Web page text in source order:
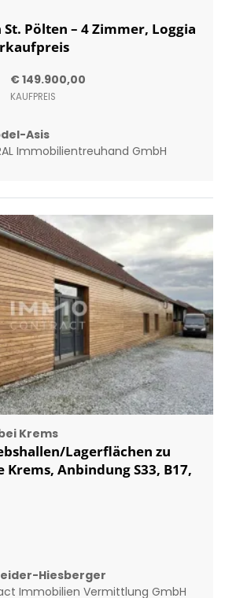
Pölten – 4 Zimmer, Loggia
€ 149.900,00
KAUFPREIS
Asis
Immobilientreuhand GmbH
Krems
Lagerflächen zu
Anbindung S33, B17,
Hiesberger
Immobilien Vermittlung GmbH